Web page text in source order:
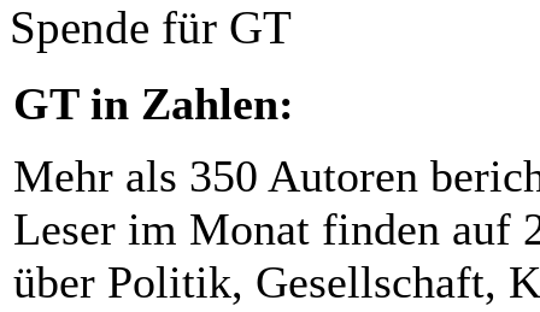
Spende für GT
GT in Zahlen:
Mehr als 350 Autoren
Leser im Monat finden auf
über Politik, Gesellschaft,